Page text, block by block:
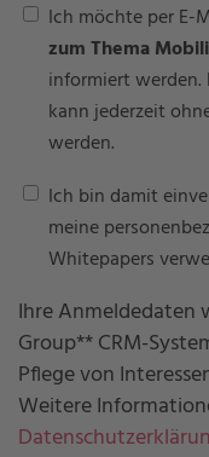
Ich möchte per E-
zum Thema
informiert
kann jederzeit
werden.
Ich bin damit
meine
Whitepapers
Ihre Anmeldedaten
Group** CRM-
Pflege von
Weitere